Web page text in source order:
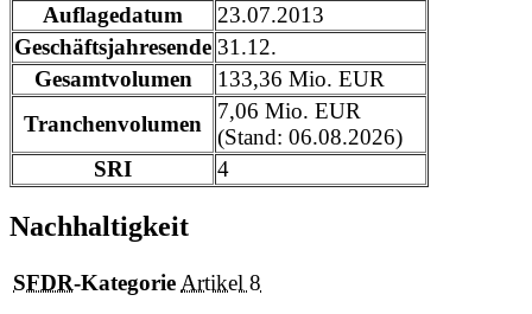
Auflagedatum
23.07.2013
Geschäftsjahresende 31.12.
Gesamtvolumen
133,36 Mio. EUR
Tranchenvolumen
7,06 Mio. EUR
(Stand: 06.08.2026)
SRI
4
Nachhaltigkeit
SFDR-Kategorie Artikel 8